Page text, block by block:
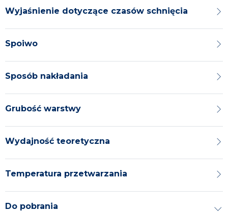
Wyjaśnienie dotyczące czasów schnięcia
Spoiwo
Sposób nakładania
Grubość warstwy
Wydajność teoretyczna
Temperatura przetwarzania
Do pobrania